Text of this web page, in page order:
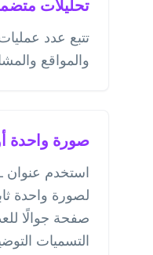
تحليلات
تتبع عدد
والمواقع
صورة واحدة
لصورة واحدة
صفحة جوالًا
التسميات